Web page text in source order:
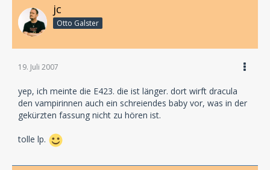
jc
Otto Galster
19. Juli 2007
yep, ich meinte die E423. die ist länger. dort wirft dracula
den vampirinnen auch ein schreiendes baby vor, was in der
gekürzten fassung nicht zu hören ist.
tolle lp.